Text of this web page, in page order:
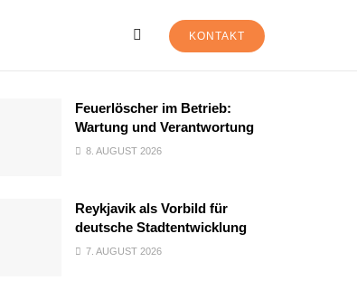
KONTAKT
Feuerlöscher im Betrieb:
Wartung und Verantwortung
8. AUGUST 2026
Reykjavik als Vorbild für
deutsche Stadtentwicklung
7. AUGUST 2026